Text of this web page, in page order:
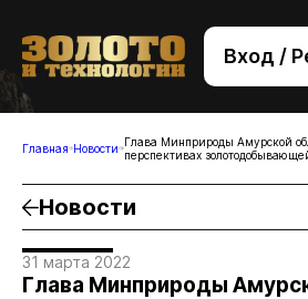
Вход /
+7 (495) 221-
Главная Новости Глава Минприроды Амурской
перспективах
Новости
31 марта 2022
Глава Минприроды